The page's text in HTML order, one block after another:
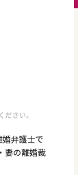
弁護士で
妻の離婚裁